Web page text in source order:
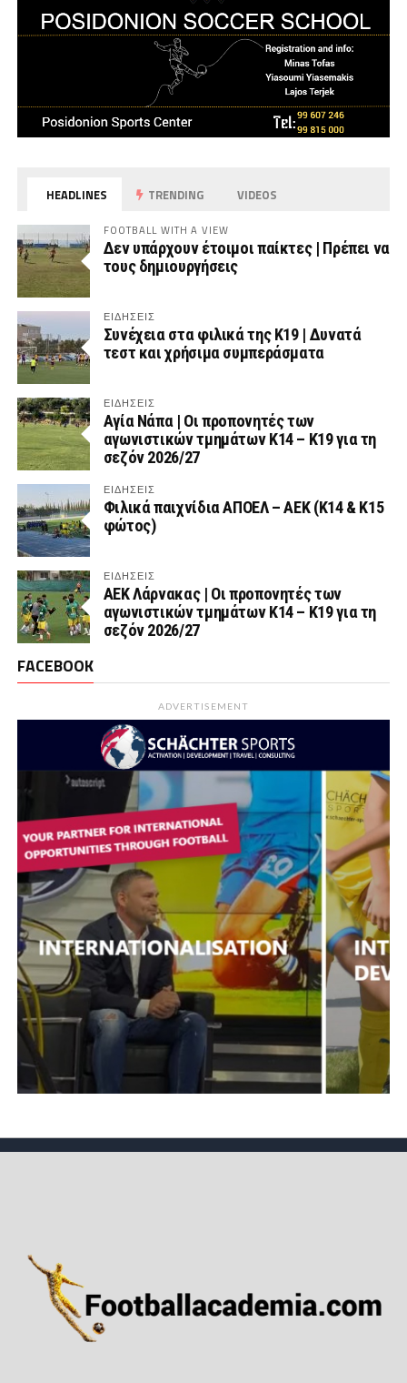
HEADLINES TRENDING VIDEOS
FOOTBALL WITH A VIEW
Δεν υπάρχουν έτοιμοι παίκτες | Πρέπει να
τους δημιουργήσεις
ΕΙΔΗΣΕΙΣ
Συνέχεια στα φιλικά της Κ19 | Δυνατά
τεστ και χρήσιμα συμπεράσματα
ΕΙΔΗΣΕΙΣ
Αγία Νάπα | Οι προπονητές των
αγωνιστικών τμημάτων Κ14 – Κ19 για τη
σεζόν 2026/27
ΕΙΔΗΣΕΙΣ
Φιλικά παιχνίδια ΑΠΟΕΛ – ΑΕΚ (Κ14 & Κ15
φώτος)
ΕΙΔΗΣΕΙΣ
AEK Λάρνακας | Οι προπονητές των
αγωνιστικών τμημάτων Κ14 – Κ19 για τη
σεζόν 2026/27
FACEBOOK
ADVERTISEMENT